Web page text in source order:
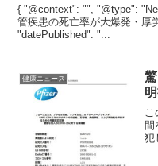
{ "@context": "", "@type":
管疾患の死亡率が大爆発・
"datePublished": "...
健康ニュース
間
犯